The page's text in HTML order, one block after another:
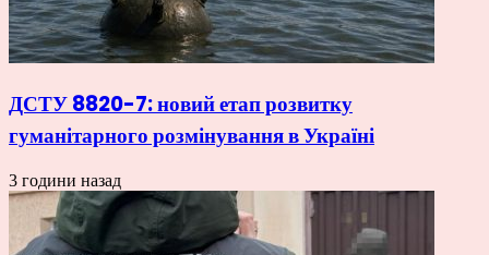
ДСТУ 8820-7: новий етап розвитку
гуманітарного розмінування в Україні
3 години назад